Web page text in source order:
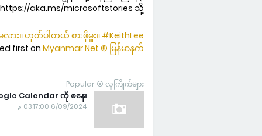
aka.ms/microsoftstories သို့ […]
း။ ဟုတ်ပါတယ် စားဖိုမှူး။ #KeithLee
first on Myanmar Net ® မြန်မာနက်
Popular ⦿ လူကြိုက်များ
Calendar ကို စနေ၊
6/09/2024 03:17:00 م